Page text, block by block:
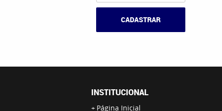
CADASTRAR
INSTITUCIONAL
Página Inicial